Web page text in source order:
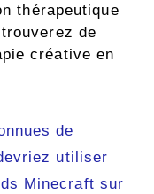
thérapeutique
de
créative en
de
utiliser
Minecraft sur